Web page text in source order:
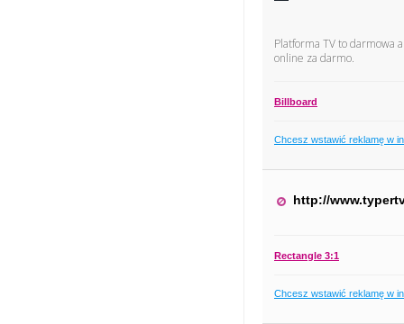
Platforma TV to darmowa
online za darmo.
Billboard
Chcesz wstawić reklamę w
http://
Rectangle 3:1
Chcesz wstawić reklamę w